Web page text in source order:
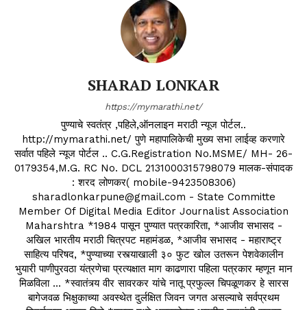
SHARAD LONKAR
https://mymarathi.net/
पुण्याचे स्वतंत्र ,पहिले,ऑनलाइन मराठी न्यूज पोर्टल..
http://mymarathi.net/ पुणे महापालिकेची मुख्य सभा लाईव्ह करणारे
सर्वात पहिले न्यूज पोर्टल .. C.G.Registration No.MSME/ MH- 26-
0179354,M.G. RC No. DCL 2131000315798079 मालक-संपादक
: शरद लोणकर( mobile-9423508306)
sharadlonkarpune@gmail.com - State Committe
Member Of Digital Media Editor Journalist Association
Maharshtra *1984 पासून पुण्यात पत्रकारिता, *आजीव सभासद -
अखिल भारतीय मराठी चित्रपट महामंडळ, *आजीव सभासद - महाराष्ट्र
साहित्य परिषद, *पुण्याच्या रस्त्याखाली ३० फुट खोल उतरून पेशवेकालीन
भुयारी पाणीपुरवठा यंत्रणेचा प्रत्यक्षात माग काढणारा पहिला पत्रकार म्हणून मान
मिळविला ... *स्वातंत्र्य वीर सावरकर यांचे नातू प्रफुल्ल चिपळूणकर हे सारस
बागेजवळ भिक्षुकाच्या अवस्थेत दुर्लक्षित जिवन जगत असल्याचे सर्वप्रथम